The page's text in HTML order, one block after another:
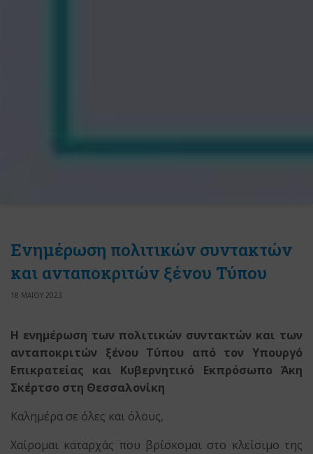
Ενημέρωση πολιτικών συντακτών
και ανταποκριτών ξένου Τύπου
18 ΜΑΪΟΥ 2023
Η ενημέρωση των πολιτικών συντακτών και των
ανταποκριτών ξένου Τύπου από τον Υπουργό
Επικρατείας και Κυβερνητικό Εκπρόσωπο Άκη
Σκέρτσο στη Θεσσαλονίκη
Καλημέρα σε όλες και όλους,
Χαίρομαι καταρχάς που βρίσκομαι στο κλείσιμο της